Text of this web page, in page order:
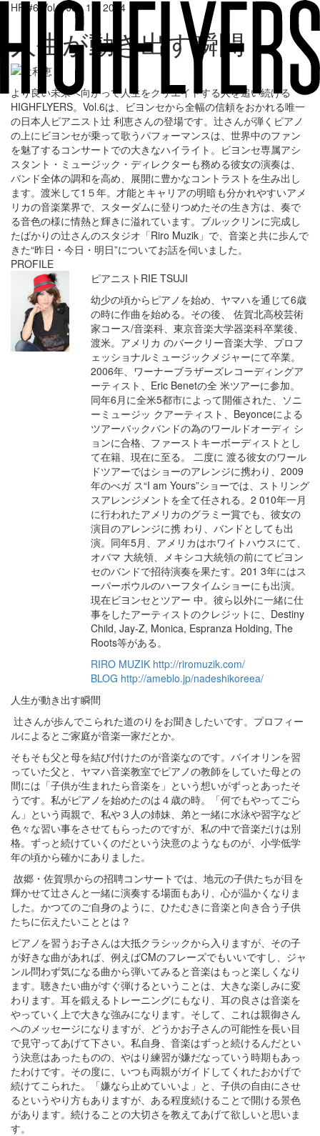
HF/#6 Vol. | Jun 17, 2014
人生が動き出す瞬間
より良い未来へ向かって人生をクリエイトする人を追い続ける
HIGHFLYERS。Vol.6は、ビヨンセから全幅の信頼をおかれる唯一
の日本人ピアニスト辻 利恵さんの登場です。辻さんが弾くピアノ
の上にビヨンセが乗って歌うパフォーマンスは、世界中のファン
を魅了するコンサートでの大きなハイライト。ビヨンセ専属アシ
スタント・ミュージック・ディレクターも務める彼女の演奏は、
バンド全体の調和を高め、展開に豊かなコントラストを生み出し
ます。渡米して1５年。才能とキャリアの明暗も分かれやすいアメ
リカの音楽業界で、スターダムに登りつめたその生き方は、奏で
る音色の様に情熱と輝きに溢れています。ブルックリンに完成し
たばかりの辻さんのスタジオ「Riro Muzik」で、音楽と共に歩んで
きた“昨日・今日・明日”についてお話を伺いました。
PROFILE
ピアニスト RIE TSUJI
幼少の頃からピアノを始め、ヤマハを通じて6歳
の時に作曲を始める。その後、 佐賀北高校芸術
家コース/音楽科、東京音楽大学器楽科卒業後、
渡米。アメリカ のバークリー音楽大学、プロフ
ェッショナルミュージックメジャーにて卒業。
2006年、ワーナーブラザーズレコーディングア
ーティスト、Eric Benetの全 米ツアーに参加。
同年6月に全米5都市によって開催された、ソニ
ーミュージッ クアーティスト、Beyonceによる
ツアーバックバンドの為のワールドオーディ シ
ョンに合格、ファーストキーボーディストとし
て在籍、現在に至る。 二度に 渡る彼女のワール
ドツアーではショーのアレンジに携わり、2009
年のべガ ス“I am Yours”ショーでは、ストリング
スアレンジメントを全て任される。2 010年一月
に行われたアメリカのグラミー賞でも、彼女の
演目のアレンジに携 わり、バンドとしても出
演。同年5月、アメリカはホワイトハウスにて、
オバマ 大統領、メキシコ大統領の前にてビヨン
セのバンドで招待演奏を果たす。201 3年にはス
ーパーボウルのハーフタイムショーにも出演。
現在ビヨンセとツアー 中。彼ら以外に一緒に仕
事をしたアーティストのクレジットに、Destiny
Child, Jay-Z, Monica, Espranza Holding, The
Roots等がある。
RIRO MUZIK http://riromuzik.com/
BLOG http://ameblo.jp/nadeshikoreea/
人生が動き出す瞬間
辻さんが歩んでこられた道のりをお聞きしたいです。プロフィー
ルによるとご家庭が音楽一家だとか。
そもそも父と母を結び付けたのが音楽なのです。バイオリンを習
っていた父と、ヤマハ音楽教室でピアノの教師をしていた母との
間には「子供が生まれたら音楽を」という想いがずっとあったそ
うです。私がピアノを始めたのは４歳の時。「何でもやってごら
ん」という両親で、私や３人の姉妹、弟と一緒に水泳や習字など
色々な習い事をさせてもらったのですが、私の中で音楽だけは別
格。ずっと続けていくのだという決意のようなものが、小学低学
年の頃から確かにありました。
故郷・佐賀県からの招聘コンサートでは、地元の子供たちが目を
輝かせて辻さんと一緒に演奏する場面もあり、心が温かくなりま
した。かつてのご自身のように、ひたむきに音楽と向き合う子供
たちに伝えたいこととは？
ピアノを習うお子さんは大抵クラシックから入りますが、その子
が好きな曲があれば、例えばCMのフレーズでもいいですし、ジャ
ンル問わず気になる曲から弾いてみると音楽はもっと楽しくなり
ます。聴きたい曲がすぐ弾けるということは、大きな楽しみに変
わります。耳を鍛えるトレーニングにもなり、耳の良さは音楽を
やっていく上で大きな強みになります。そして、これは親御さん
へのメッセージになりますが、どうかお子さんの可能性を長い目
で見守ってあげて下さい。私自身、音楽はずっと続けるんだとい
う決意はあったものの、やはり練習が嫌だなっていう時期もあっ
たわけです。その度に、いつも両親がガイドしてくれたおかげで
続けてこられた。「嫌なら止めていいよ」と、子供の自由にさせ
るというやり方もありますが、ある程度続けることで開ける景色
があります。続けることの大切さを教えてあげて欲しいと思いま
す。